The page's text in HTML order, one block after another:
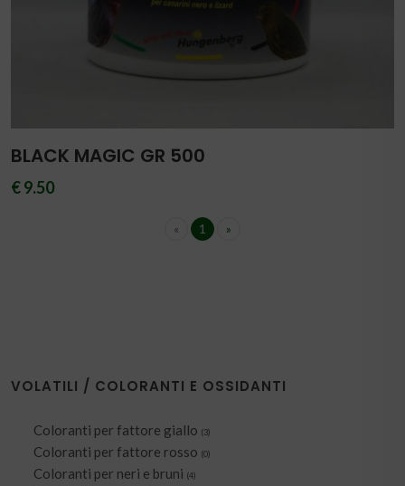
BLACK MAGIC GR 500
€ 9.50
« 1 »
VOLATILI / COLORANTI E OSSIDANTI
Coloranti per fattore giallo (3)
Coloranti per fattore rosso (0)
Coloranti per neri e bruni (4)